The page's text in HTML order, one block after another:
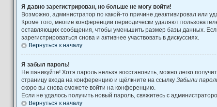
Я давно зарегистрирован, но больше не могу войти!
Возможно, администратор по какой-то причине деактивировал или
Кроме того, многие конференции периодически удаляют
оставляющих сообщения, чтобы уменьшить размер базы данных.
зарегистрироваться снова и активнее участвовать в дискуссиях.
Вернуться к началу
Я забыл пароль!
Не паникуйте! Хотя пароль нельзя восстановить, можно легко
страницу входа на конференцию и щёлкните на ссылку Забыли
скоро вы снова сможете войти на конференцию.
Если не удалось получить новый пароль, свяжитесь с
Вернуться к началу